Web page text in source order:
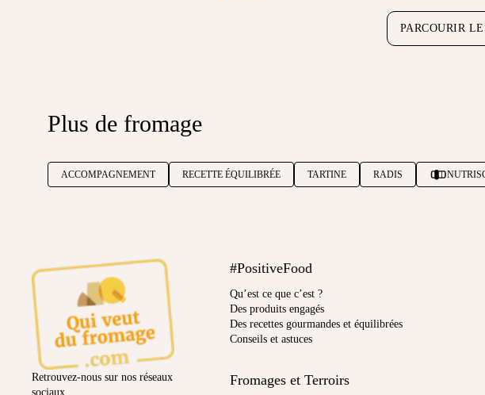
PARCOURIR
Plus de fromage
ACCOMPAGNEMENT RECETTE ÉQUILIBRÉE TARTINE RADIS
Retrouvez-nous sur nos réseaux
sociaux
#PositiveFood
Qu’est ce que c’est ?
Des produits engagés
Des recettes gourmandes et équilibrées
Conseils et astuces
Fromages et Terroirs